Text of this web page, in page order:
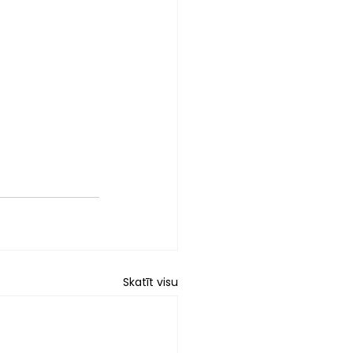
Skatīt visu